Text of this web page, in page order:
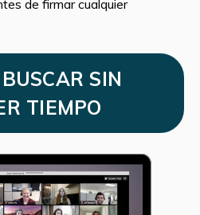
de firmar cualquier
SIN
TIEMPO